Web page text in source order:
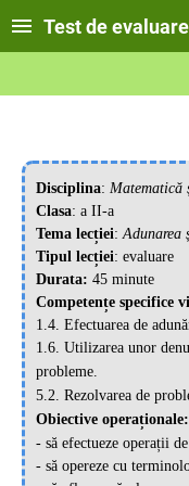
Test de
Disciplina: Matematică
Clasa: a II-a
Tema lecției:Adunarea
Tipul lecției: evaluare
Durata: 45 minute
Competențe specifice
1.4. Efectuarea de
1.6. Utilizarea unor
probleme.
5.2. Rezolvarea de
Obiective operaționale:
- să efectueze operații
- să opereze cu